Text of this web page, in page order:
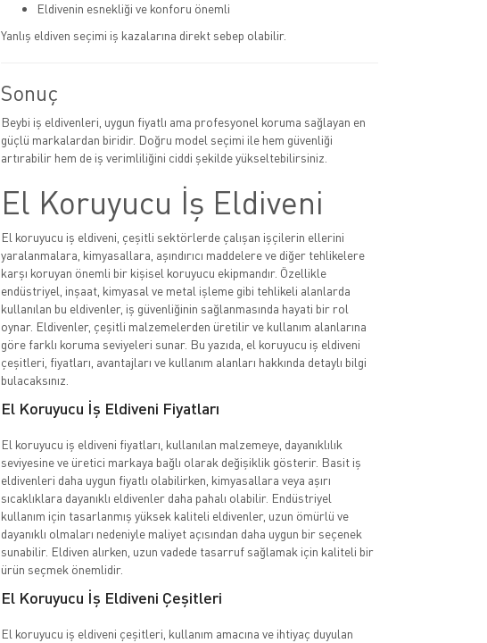
Eldivenin esnekliği ve konforu önemli
Yanlış eldiven seçimi iş kazalarına direkt sebep olabilir.
Sonuç
Beybi iş eldivenleri, uygun fiyatlı ama profesyonel koruma sağlayan en
güçlü markalardan biridir. Doğru model seçimi ile hem güvenliği
artırabilir hem de iş verimliliğini ciddi şekilde yükseltebilirsiniz.
El Koruyucu İş Eldiveni
El koruyucu iş eldiveni, çeşitli sektörlerde çalışan işçilerin ellerini
yaralanmalara, kimyasallara, aşındırıcı maddelere ve diğer tehlikelere
karşı koruyan önemli bir kişisel koruyucu ekipmandır. Özellikle
endüstriyel, inşaat, kimyasal ve metal işleme gibi tehlikeli alanlarda
kullanılan bu eldivenler, iş güvenliğinin sağlanmasında hayati bir rol
oynar. Eldivenler, çeşitli malzemelerden üretilir ve kullanım alanlarına
göre farklı koruma seviyeleri sunar. Bu yazıda, el koruyucu iş eldiveni
çeşitleri, fiyatları, avantajları ve kullanım alanları hakkında detaylı bilgi
bulacaksınız.
El Koruyucu İş Eldiveni Fiyatları
El koruyucu iş eldiveni fiyatları, kullanılan malzemeye, dayanıklılık
seviyesine ve üretici markaya bağlı olarak değişiklik gösterir. Basit iş
eldivenleri daha uygun fiyatlı olabilirken, kimyasallara veya aşırı
sıcaklıklara dayanıklı eldivenler daha pahalı olabilir. Endüstriyel
kullanım için tasarlanmış yüksek kaliteli eldivenler, uzun ömürlü ve
dayanıklı olmaları nedeniyle maliyet açısından daha uygun bir seçenek
sunabilir. Eldiven alırken, uzun vadede tasarruf sağlamak için kaliteli bir
ürün seçmek önemlidir.
El Koruyucu İş Eldiveni Çeşitleri
El koruyucu iş eldiveni çeşitleri, kullanım amacına ve ihtiyaç duyulan